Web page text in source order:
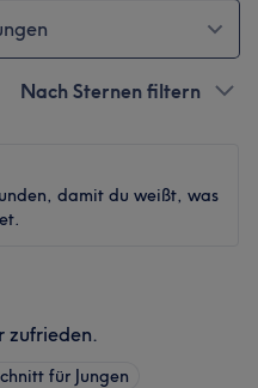
Nach Sternen filtern
damit du weißt, was
zufrieden.
für Jungen